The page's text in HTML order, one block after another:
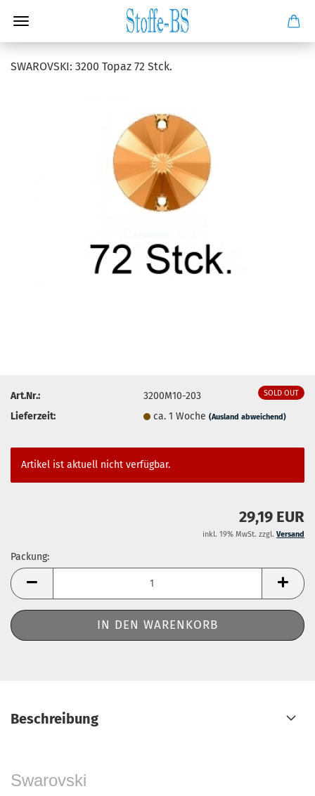
SWAROVSKI: 3200 Topaz 72 Stck.
SOLD OUT
Art.Nr.:
3200M10-203
Lieferzeit:
ca. 1 Woche(Ausland abweichend)
Artikel ist aktuell nicht verfügbar.
29,19 EUR
inkl. 19% MwSt. zzgl. Versand
Packung:
Packung
Beschreibung
Swarovski